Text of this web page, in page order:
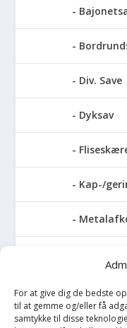
For at give dig de bedste
til at gemme og/eller få
samtykke til disse
Div. Save
Dyksav
Kap-/
Stiksave